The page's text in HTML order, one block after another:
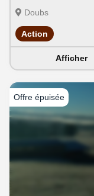
Doubs
Action
Afficher